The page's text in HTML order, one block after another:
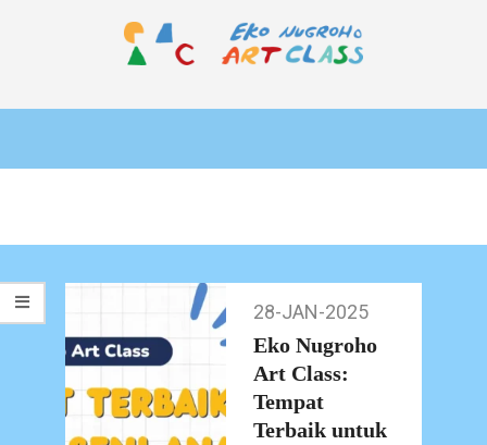
ART
Primary
Menu
28-
Jan-
2025
28-JAN-2025
Eko Nugroho
Art Class:
Tempat
Terbaik untuk